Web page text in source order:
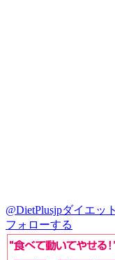
@DietPlusjpダイエッ
フォローする